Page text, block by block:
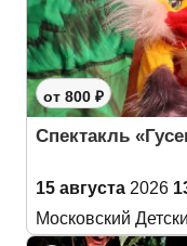
от 800 ₽
Спектакль
15 августа 2026
Московский